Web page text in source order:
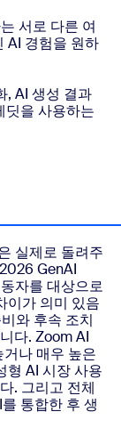
서로 다른 여
AI 경험을 원하
, AI 생성 결과
딧을 사용하는
실제로 돌려주
GenAI
자를 대상으로
이가 의미 있음
와 후속 조치
다. Zoom AI
나 매우 높은
형 AI 시장 사용
. 그리고 전체
통합한 후 생